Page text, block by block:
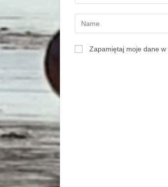
Zapamiętaj moje dane